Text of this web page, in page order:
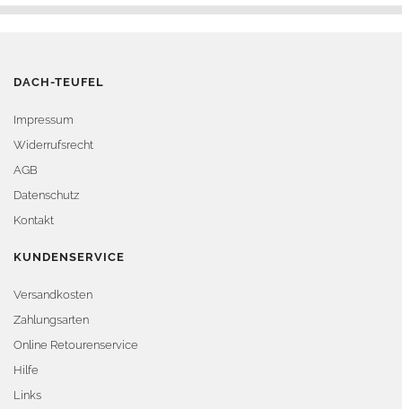
DACH-TEUFEL
Impressum
Widerrufsrecht
AGB
Datenschutz
Kontakt
KUNDENSERVICE
Versandkosten
Zahlungsarten
Online Retourenservice
Hilfe
Links